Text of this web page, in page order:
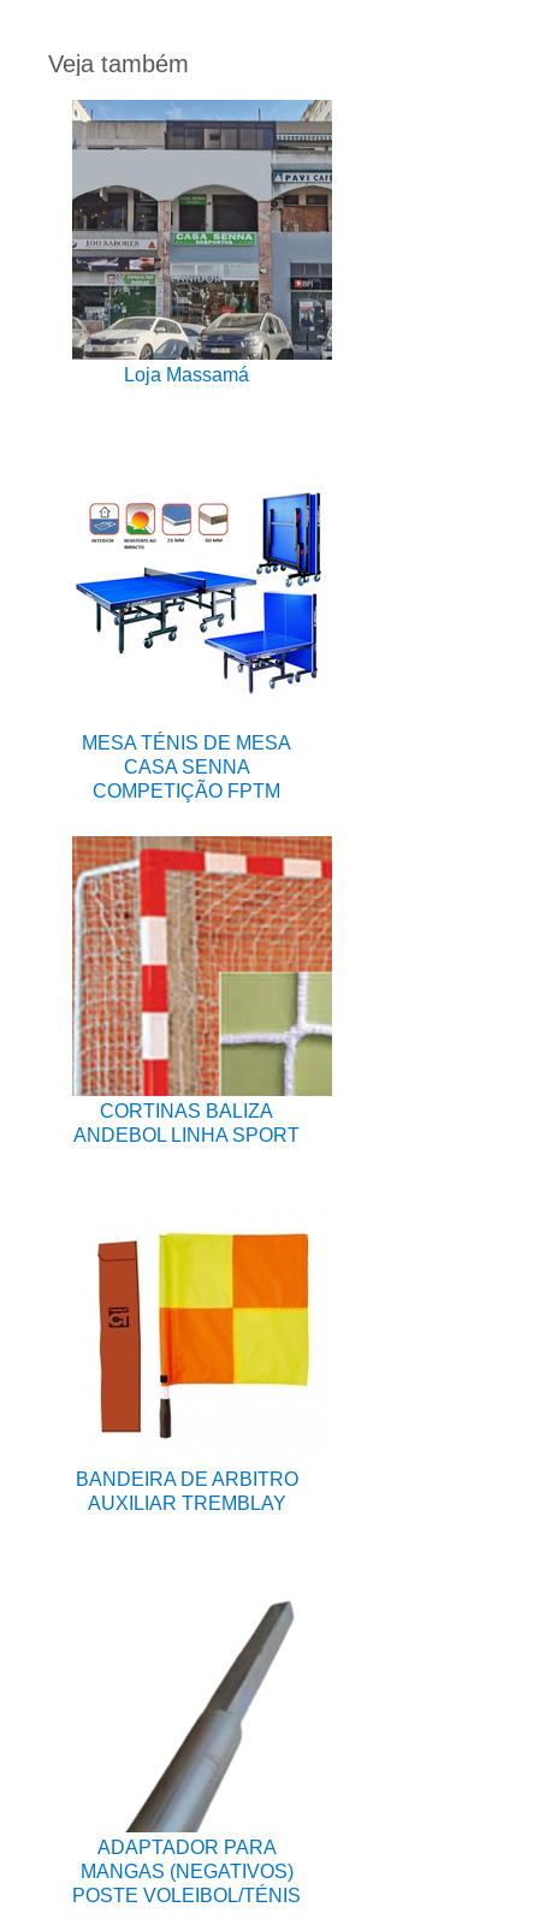
Veja também
Loja Massamá
MESA TÉNIS DE MESA
CASA SENNA
COMPETIÇÃO FPTM
CORTINAS BALIZA
ANDEBOL LINHA SPORT
BANDEIRA DE ARBITRO
AUXILIAR TREMBLAY
ADAPTADOR PARA
MANGAS (NEGATIVOS)
POSTE VOLEIBOL/TÉNIS